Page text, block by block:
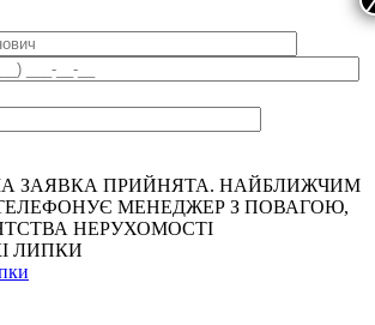
ЗАЯВКА ПРИЙНЯТА. НАЙБЛИЖЧИМ
МЕНЕДЖЕР З ПОВАГОЮ,
НЕРУХОМОСТІ
ЛИПКИ